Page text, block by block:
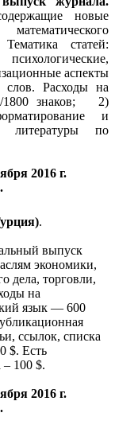
новые
статей:
аспекты
слов. Расходы на
1800 знаков; 2)
и
литературы по
2016 г.
.
выпуск
экономики,
дела, торговли,
на
язык — 600
ссылок, списка
$. Есть
– 100 $.
2016 г.